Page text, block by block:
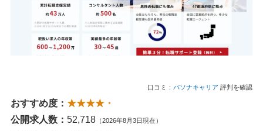
口コミ： パソナキャリア 評判を確認
おすすめ度： ★★★★・
公開求人数： 52,718 （2026年8月3日現在）